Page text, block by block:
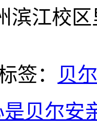
滨江校
签：
贝
贝尔安